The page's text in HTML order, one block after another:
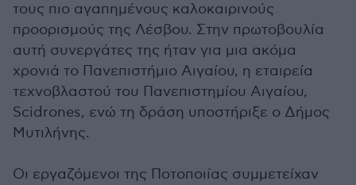
τους πιο αγαπημένους καλοκαιρινούς
προορισμούς της Λέσβου. Στην πρωτοβουλία
αυτή συνεργάτες της ήταν για μια ακόμα
χρονιά το Πανεπιστήμιο Αιγαίου, η εταιρεία
τεχνοβλαστού του Πανεπιστημίου Αιγαίου,
Scidrones, ενώ τη δράση υποστήριξε ο Δήμος
Μυτιλήνης.
Οι εργαζόμενοι της Ποτοποιίας συμμετείχαν